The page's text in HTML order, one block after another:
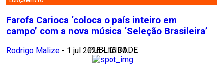
Farofa Carioca ‘coloca o país inteiro em
campo’ com a nova música ‘Seleção Brasileira’
Rodrigo Malize - 1 jul 2026 - 16:30
PUBLICIDADE